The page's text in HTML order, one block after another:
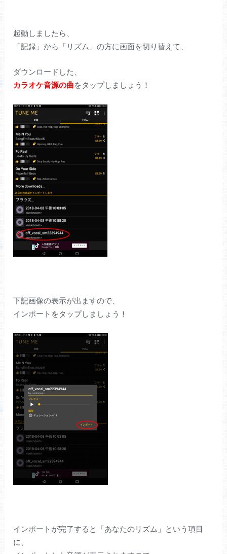
起動しましたら、
「記録」から「リズム」の方に画面を切り替えて、
ダウンロードした、
カラオケ音源の曲をタップしましょう！
下記画像の表示が出ますので、
インポートをタップしましょう！
インポートが完了すると「あなたのリズム」という項目
に、